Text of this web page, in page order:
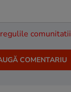
regulile comunitatii